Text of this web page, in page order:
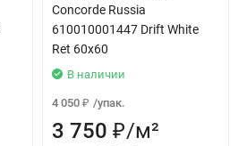
Concorde Russia
610010001447 Drift White
Ret 60x60
В наличии
4 050 ₽ /упак.
3 750 ₽/м²